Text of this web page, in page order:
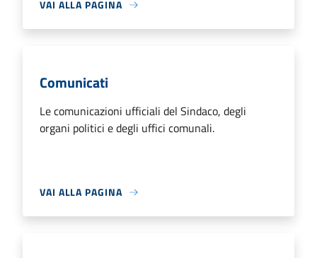
VAI ALLA PAGINA
Comunicati
Le comunicazioni ufficiali del Sindaco, degli
organi politici e degli uffici comunali.
VAI ALLA PAGINA